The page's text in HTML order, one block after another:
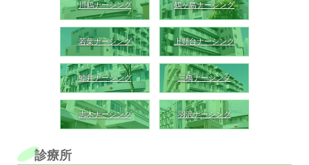
川鶴ナーシング 鶴ヶ島ナーシング
若葉ナーシング 上野台ナーシング
鯨井ナーシング 三橋ナーシング
志木ナーシング 羽沢ナーシング
診療所